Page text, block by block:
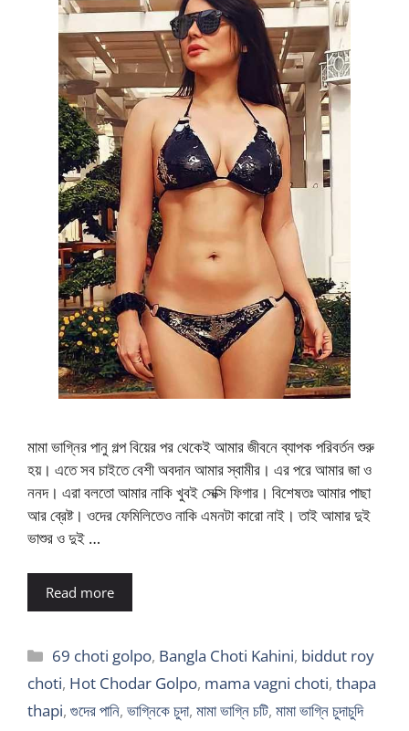
মামা ভাগ্নির পানু গল্প বিয়ের পর থেকেই আমার জীবনে ব্যাপক পরিবর্তন শুরু
হয়। এতে সব চাইতে বেশী অবদান আমার স্বামীর। এর পরে আমার জা ও
ননদ। এরা বলতো আমার নাকি খুবই সেক্সি ফিগার। বিশেষতঃ আমার পাছা
আর ব্রেষ্ট। ওদের ফেমিলিতেও নাকি এমনটা কারো নাই। তাই আমার দুই
ভাশুর ও দুই …
Read more
Categories
69 choti golpo, Bangla Choti Kahini, biddut roy
choti, Hot Chodar Golpo, mama vagni choti, thapa
thapi, গুদের পানি, ভাগ্নিকে চুদা, মামা ভাগ্নি চটি, মামা ভাগ্নি চুদাচুদি